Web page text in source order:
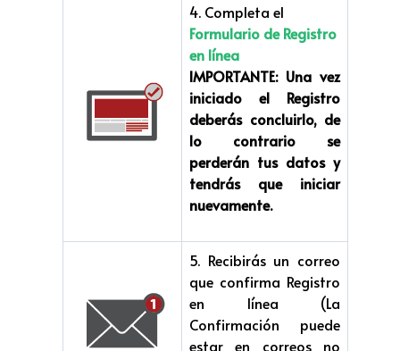
4. Completa el
Formulario de Registro
en línea
IMPORTANTE: Una vez
iniciado el Registro
deberás concluirlo, de
lo contrario se
perderán tus datos y
tendrás que iniciar
nuevamente.
5. Recibirás un correo
que confirma Registro
en línea (La
Confirmación puede
estar en correos no